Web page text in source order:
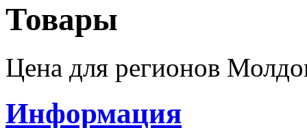
Товары
Цена для регионов
Информация